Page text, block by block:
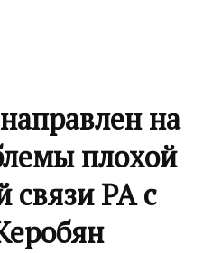
на
плохой
связи РА с